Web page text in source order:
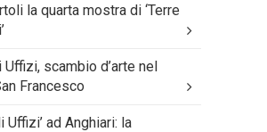
la quarta mostra di ‘Terre
scambio d’arte nel
Francesco
Uffizi’ ad Anghiari: la